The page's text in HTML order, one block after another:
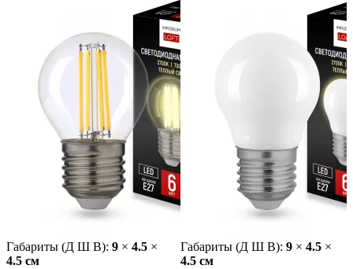
Габариты (Д Ш В): 9 × 4.5 ×
4.5 cм
Габариты (Д Ш В): 9 × 4.5 ×
4.5 cм